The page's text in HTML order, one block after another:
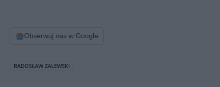
Obserwuj nas w Google
RADOSŁAW ZALEWSKI